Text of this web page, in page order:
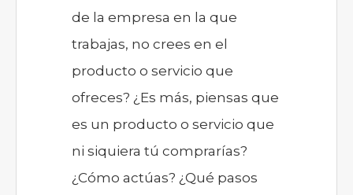
de la empresa en la que
trabajas, no crees en el
producto o servicio que
ofreces? ¿Es más, piensas que
es un producto o servicio que
ni siquiera tú comprarías?
¿Cómo actúas? ¿Qué pasos